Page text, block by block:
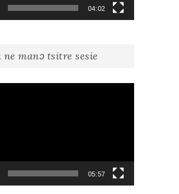
04:02
ne manɔ tsitre sesie
05:57